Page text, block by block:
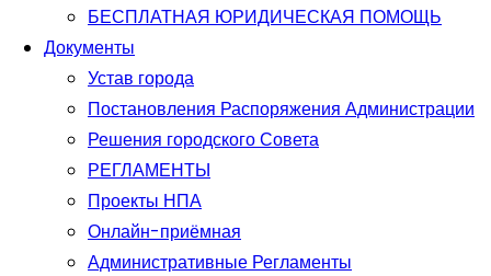
БЕСПЛАТНАЯ ЮРИДИЧЕСКАЯ ПОМОЩЬ
Документы
Устав города
Постановления Распоряжения Администрации
Решения городского Совета
РЕГЛАМЕНТЫ
Проекты НПА
Онлайн-приёмная
Административные Регламенты